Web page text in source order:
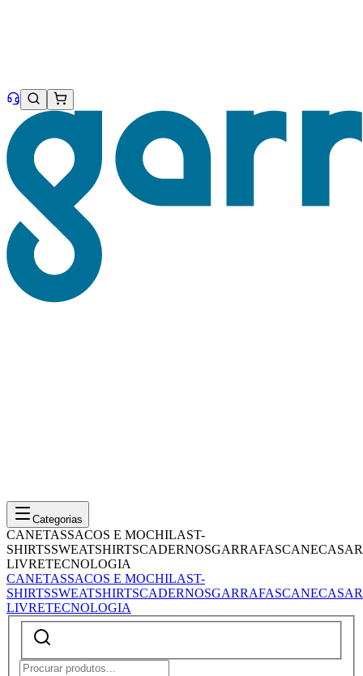
Categorias
CANETASSACOS E MOCHILAST-
SHIRTSSWEATSHIRTSCADERNOSGARRAFASCANECASAR
LIVRETECNOLOGIA
CANETASSACOS E MOCHILAST-
SHIRTSSWEATSHIRTSCADERNOSGARRAFASCANECASAR
LIVRETECNOLOGIA